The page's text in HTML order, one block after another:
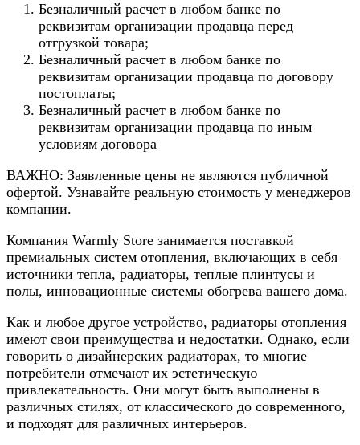
Безналичный расчет в любом банке по
реквизитам организации продавца перед
отгрузкой товара;
Безналичный расчет в любом банке по
реквизитам организации продавца по договору
постоплаты;
Безналичный расчет в любом банке по
реквизитам организации продавца по иным
условиям договора
ВАЖНО: Заявленные цены не являются публичной
офертой. Узнавайте реальную стоимость у менеджеров
компании.
Компания Warmly Store занимается поставкой
премиальных систем отопления, включающих в себя
источники тепла, радиаторы, теплые плинтусы и
полы, инновационные системы обогрева вашего дома.
Как и любое другое устройство, радиаторы отопления
имеют свои преимущества и недостатки. Однако, если
говорить о дизайнерских радиаторах, то многие
потребители отмечают их эстетическую
привлекательность. Они могут быть выполнены в
различных стилях, от классического до современного,
и подходят для различных интерьеров.